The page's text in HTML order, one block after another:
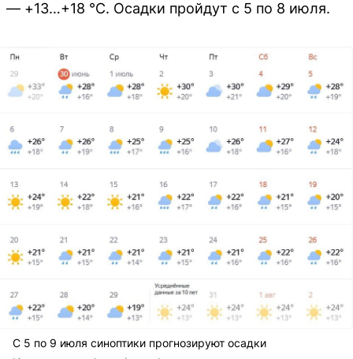
— +13…+18 °C. Осадки пройдут с 5 по 8 июля.
С 5 по 9 июля синоптики прогнозируют осадки